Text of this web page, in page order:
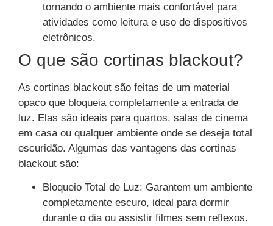
tornando o ambiente mais confortável para
atividades como leitura e uso de dispositivos
eletrônicos.
O que são cortinas blackout?
As cortinas blackout são feitas de um material
opaco que bloqueia completamente a entrada de
luz. Elas são ideais para quartos, salas de cinema
em casa ou qualquer ambiente onde se deseja total
escuridão. Algumas das vantagens das cortinas
blackout são:
Bloqueio Total de Luz: Garantem um ambiente
completamente escuro, ideal para dormir
durante o dia ou assistir filmes sem reflexos.